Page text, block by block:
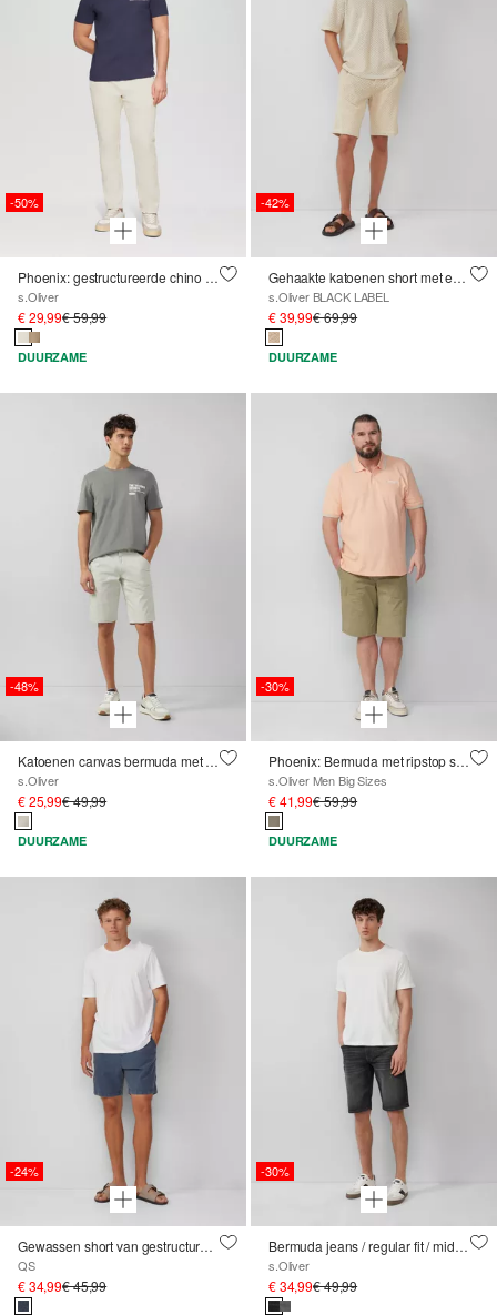
-50%
Phoenix: gestructureerde chino in een regular fit
s.Oliver
€ 29,99€ 59,99
DUURZAME
-42%
Gehaakte katoenen short met een relaxed fit
s.Oliver BLACK LABEL
€ 39,99€ 69,99
DUURZAME
-48%
Katoenen canvas bermuda met stikseldetails
s.Oliver
€ 25,99€ 49,99
DUURZAME
-30%
Phoenix: Bermuda met ripstop structuur in arbeidersstijl
s.Oliver Men Big Sizes
€ 41,99€ 59,99
DUURZAME
-24%
Gewassen short van gestructureerde stof
QS
€ 34,99€ 45,99
-30%
Bermuda jeans / regular fit / mid rise / straight leg
s.Oliver
€ 34,99€ 49,99